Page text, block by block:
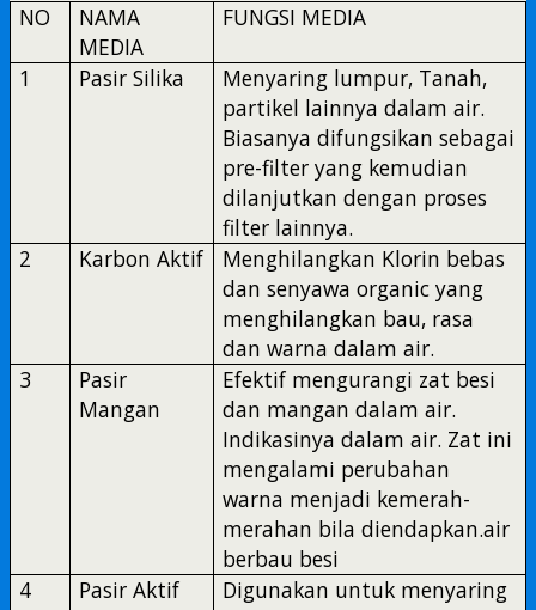
NO
NAMA
MEDIA
FUNGSI MEDIA
1 Pasir Silika
Menyaring lumpur, Tanah,
partikel lainnya dalam air.
Biasanya difungsikan sebagai
pre-filter yang kemudian
dilanjutkan dengan proses
filter lainnya.
2
Karbon Aktif
Menghilangkan Klorin bebas
dan senyawa organic yang
menghilangkan bau, rasa
dan warna dalam air.
3
Pasir
Mangan
Efektif mengurangi zat besi
dan mangan dalam air.
Indikasinya dalam air. Zat ini
mengalami perubahan
warna menjadi kemerah-
merahan bila diendapkan.air
berbau besi
4
Pasir Aktif
Digunakan untuk menyaring